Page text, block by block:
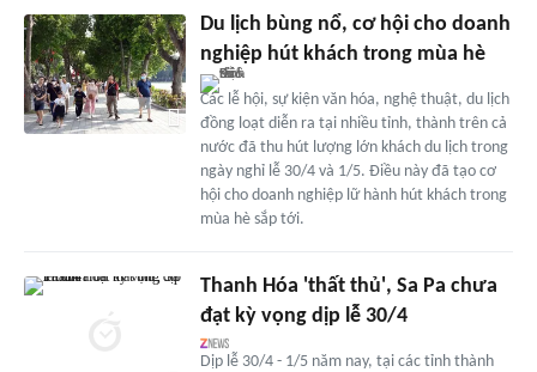
Du lịch bùng nổ, cơ hội cho doanh
nghiệp hút khách trong mùa hè
Các lễ hội, sự kiện văn hóa, nghệ thuật, du lịch
đồng loạt diễn ra tại nhiều tỉnh, thành trên cả
nước đã thu hút lượng lớn khách du lịch trong
ngày nghỉ lễ 30/4 và 1/5. Điều này đã tạo cơ
hội cho doanh nghiệp lữ hành hút khách trong
mùa hè sắp tới.
Thanh Hóa 'thất thủ', Sa Pa chưa
đạt kỳ vọng dịp lễ 30/4
Dịp lễ 30/4 - 1/5 năm nay, tại các tỉnh thành